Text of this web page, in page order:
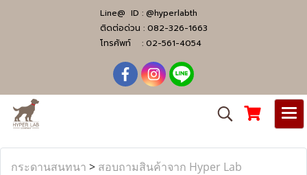
Line@ ID : @hyperlabth
ติดต่อด่วน : 082-326-1663
โทรศัพท์ : 02-561-4054
กระดานสนทนา > สอบถามสินค้าจาก Hyper Lab